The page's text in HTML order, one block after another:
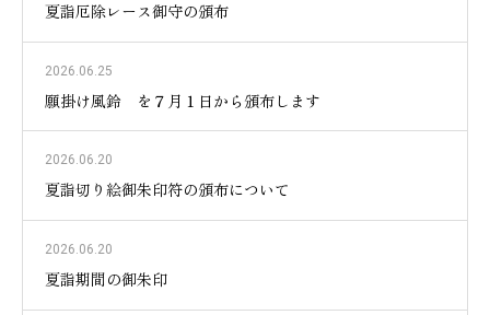
夏詣厄除レース御守の頒布
2026.06.25
願掛け風鈴 を７月１日から頒布します
2026.06.20
夏詣切り絵御朱印符の頒布について
2026.06.20
夏詣期間の御朱印